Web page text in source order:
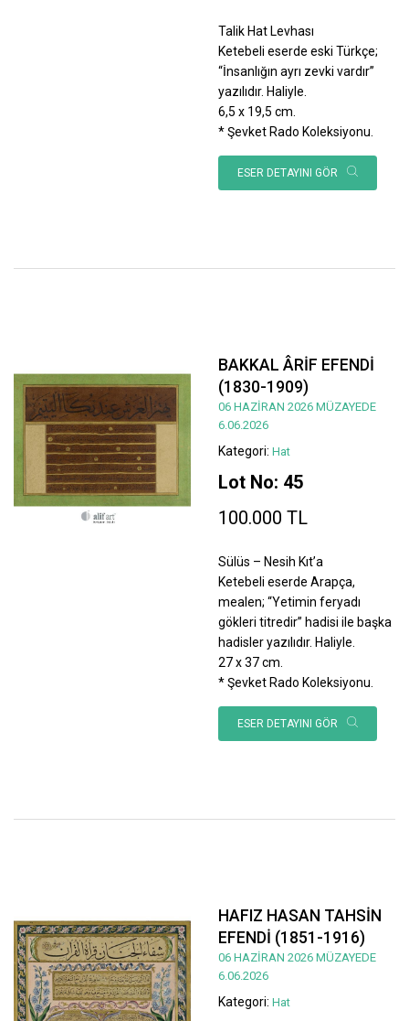
Talik Hat Levhası
Ketebeli eserde eski Türkçe;
“İnsanlığın ayrı zevki vardır”
yazılıdır. Haliyle.
6,5 x 19,5 cm.
* Şevket Rado Koleksiyonu.
ESER DETAYINI GÖR
BAKKAL ÂRİF EFENDİ
(1830-1909)
06 HAZİRAN 2026 MÜZAYEDE
6.06.2026
Kategori: Hat
Lot No: 45
100.000 TL
Sülüs – Nesih Kıt’a
Ketebeli eserde Arapça,
mealen; “Yetimin feryadı
gökleri titredir” hadisi ile başka
hadisler yazılıdır. Haliyle.
27 x 37 cm.
* Şevket Rado Koleksiyonu.
ESER DETAYINI GÖR
HAFIZ HASAN TAHSİN
EFENDİ (1851-1916)
06 HAZİRAN 2026 MÜZAYEDE
6.06.2026
Kategori: Hat